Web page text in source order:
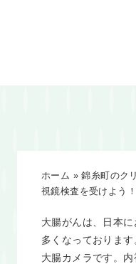
ホーム »錦糸町のク
視鏡検査を受けよう
大腸がんは、日本
多くなっております
大腸カメラです。